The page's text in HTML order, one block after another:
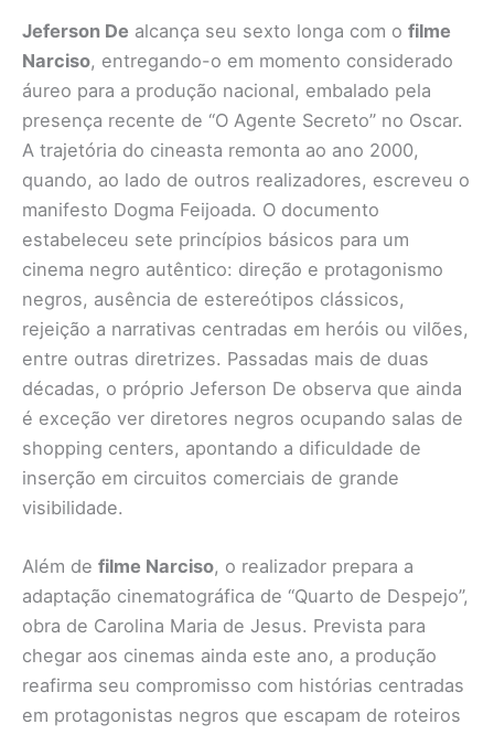
Jeferson De alcança seu sexto longa com o filme
Narciso, entregando-o em momento considerado
áureo para a produção nacional, embalado pela
presença recente de “O Agente Secreto” no Oscar.
A trajetória do cineasta remonta ao ano 2000,
quando, ao lado de outros realizadores, escreveu o
manifesto Dogma Feijoada. O documento
estabeleceu sete princípios básicos para um
cinema negro autêntico: direção e protagonismo
negros, ausência de estereótipos clássicos,
rejeição a narrativas centradas em heróis ou vilões,
entre outras diretrizes. Passadas mais de duas
décadas, o próprio Jeferson De observa que ainda
é exceção ver diretores negros ocupando salas de
shopping centers, apontando a dificuldade de
inserção em circuitos comerciais de grande
visibilidade.
Além de filme Narciso, o realizador prepara a
adaptação cinematográfica de “Quarto de Despejo”,
obra de Carolina Maria de Jesus. Prevista para
chegar aos cinemas ainda este ano, a produção
reafirma seu compromisso com histórias centradas
em protagonistas negros que escapam de roteiros